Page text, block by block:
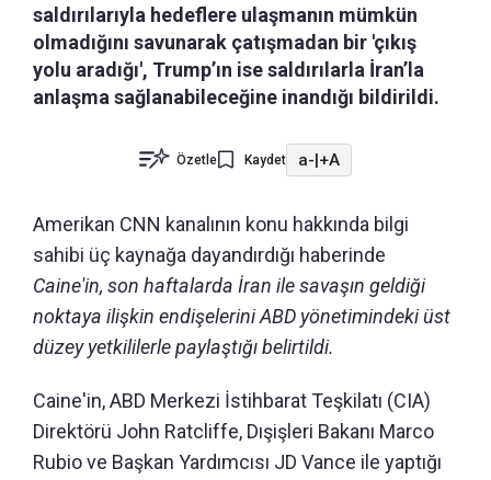
saldırılarıyla hedeflere ulaşmanın mümkün
olmadığını savunarak çatışmadan bir 'çıkış
yolu aradığı', Trump’ın ise saldırılarla İran’la
anlaşma sağlanabileceğine inandığı bildirildi.
Özetle Kaydet a-|+A
Amerikan CNN kanalının konu hakkında bilgi
sahibi üç kaynağa dayandırdığı haberinde
Caine'in, son haftalarda İran ile savaşın geldiği
noktaya ilişkin endişelerini ABD yönetimindeki üst
düzey yetkililerle paylaştığı belirtildi.
Caine'in, ABD Merkezi İstihbarat Teşkilatı (CIA)
Direktörü John Ratcliffe, Dışişleri Bakanı Marco
Rubio ve Başkan Yardımcısı JD Vance ile yaptığı